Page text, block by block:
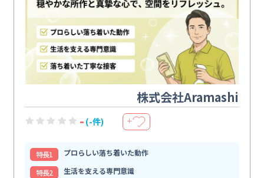
株式会社Aramashi
- (-件) ＋
特⻑1
プロらしい落ち着いた動作
特⻑2
生活を支える専門意識